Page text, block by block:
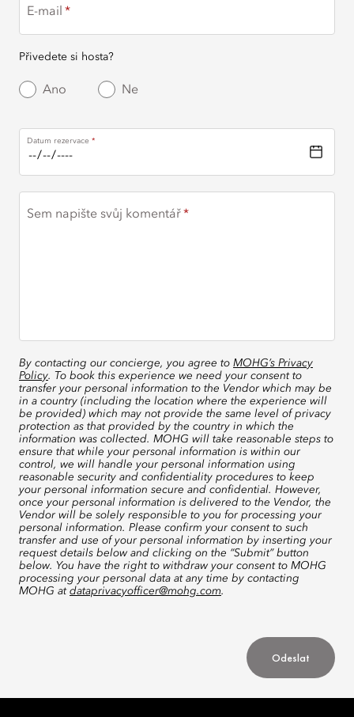
E-mail
Přivedete si hosta?
Ano Ne
Datum rezervace
Sem napište svůj komentář
By contacting our concierge, you agree to MOHG’s Privacy
Policy. To book this experience we need your consent to
transfer your personal information to the Vendor which may be
in a country (including the location where the experience will
be provided) which may not provide the same level of privacy
protection as that provided by the country in which the
information was collected. MOHG will take reasonable steps to
ensure that while your personal information is within our
control, we will handle your personal information using
reasonable security and confidentiality procedures to keep
your personal information secure and confidential. However,
once your personal information is delivered to the Vendor, the
Vendor will be solely responsible to you for processing your
personal information. Please confirm your consent to such
transfer and use of your personal information by inserting your
request details below and clicking on the “Submit” button
below. You have the right to withdraw your consent to MOHG
processing your personal data at any time by contacting
MOHG at dataprivacyofficer@mohg.com.
Odeslat